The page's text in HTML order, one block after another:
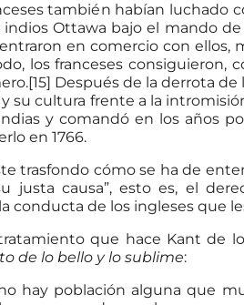
también habían luchado
Ottawa bajo el mando
en comercio con
los franceses consiguieron,
Después de la derrota
su cultura frente a la
y comandó en los años
en 1766.
trasfondo cómo se ha de
justa causa”, esto es, el
conducta de los ingleses que
que hace Kant de
de lo bello y lo sublime:
hay población alguna que